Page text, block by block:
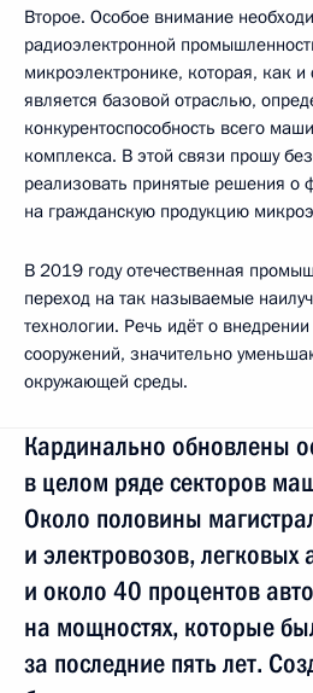
Второе. Особое внимание
радиоэлектронной
микроэлектронике, которая, как и
является базовой отраслью,
конкурентоспособность всего
комплекса. В этой связи прошу
реализовать принятые решения о
на гражданскую продукцию
В 2019 году отечественная
переход на так называемые
технологии. Речь идёт о
сооружений, значительно
окружающей среды.
Кардинально обновлены
в целом ряде секторов
Около половины
и электровозов, легковых
и около 40 процентов
на мощностях, которые
за последние пять лет.